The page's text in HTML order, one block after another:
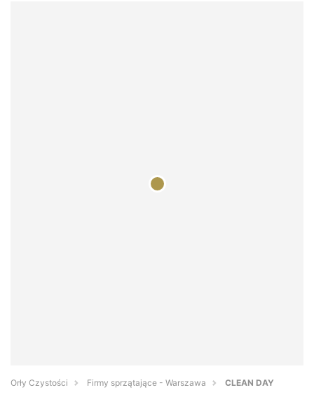
Orły Czystości Firmy sprzątające - Warszawa CLEAN DAY